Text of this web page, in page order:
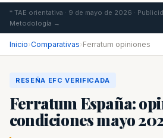
* TAE orientativa · 9 de mayo de 2026 ·
Metodología →
Inicio›Comparativas›Ferratum opiniones
RESEÑA EFC VERIFICADA
Ferratum España:
condiciones mayo